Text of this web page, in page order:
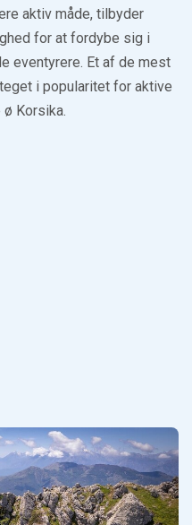
aktiv måde, tilbyder
for at fordybe sig i
eventyrere. Et af de mest
i popularitet for aktive
Korsika.